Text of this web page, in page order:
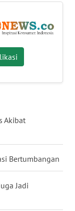
Akibat
Bertumbangan
Jadi